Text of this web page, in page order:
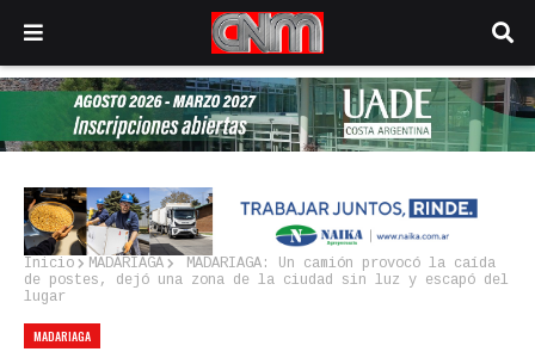
Inicio MADARIAGA
MADARIAGA: Un camión provocó la caída
de postes, dejó una zona de la ciudad sin luz y escapó del
lugar
MADARIAGA